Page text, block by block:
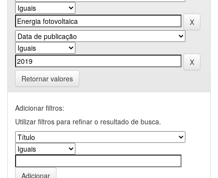
Retornar valores
Adicionar filtros:
Utilizar filtros para refinar o resultado de busca.